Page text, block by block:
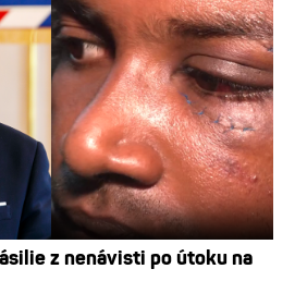
z nenávisti po útoku na